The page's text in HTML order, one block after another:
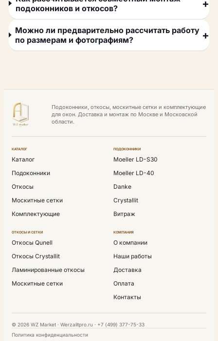
подоконников и откосов?
Можно ли предварительно рассчитать работу
по размерам и фотографиям?
Подоконники, откосы, москитные сетки и комплектующие
для окон. Доставка и монтаж по Москве и Московской
области.
КАТАЛОГ
Каталог
Подоконники
Откосы
Москитные сетки
Комплектующие
ПОДОКОННИКИ
Moeller LD-S30
Moeller LD-40
Danke
Crystallit
Витраж
ОТКОСЫ И СЕТКИ
Откосы Qunell
Откосы Crystallit
Ламинированные откосы
Москитные сетки
КОМПАНИЯ
О компании
Наши работы
Доставка
Оплата
Контакты
© 2026 WZ Market · Werzalitpro.ru · +7 (499) 377-75-33
Политика конфиденциальности